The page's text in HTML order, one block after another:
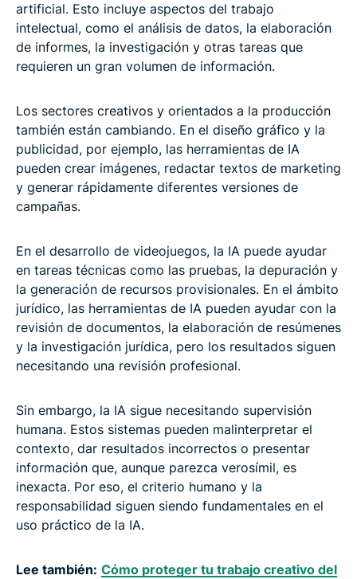
artificial. Esto incluye aspectos del trabajo
intelectual, como el análisis de datos, la elaboración
de informes, la investigación y otras tareas que
requieren un gran volumen de información.
Los sectores creativos y orientados a la producción
también están cambiando. En el diseño gráfico y la
publicidad, por ejemplo, las herramientas de IA
pueden crear imágenes, redactar textos de marketing
y generar rápidamente diferentes versiones de
campañas.
En el desarrollo de videojuegos, la IA puede ayudar
en tareas técnicas como las pruebas, la depuración y
la generación de recursos provisionales. En el ámbito
jurídico, las herramientas de IA pueden ayudar con la
revisión de documentos, la elaboración de resúmenes
y la investigación jurídica, pero los resultados siguen
necesitando una revisión profesional.
Sin embargo, la IA sigue necesitando supervisión
humana. Estos sistemas pueden malinterpretar el
contexto, dar resultados incorrectos o presentar
información que, aunque parezca verosímil, es
inexacta. Por eso, el criterio humano y la
responsabilidad siguen siendo fundamentales en el
uso práctico de la IA.
Lee también: Cómo proteger tu trabajo creativo del